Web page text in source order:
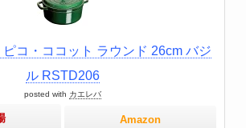
コ・ココット ラウンド 26cm バジ
ル RSTD206
posted with カエレバ
Amazon